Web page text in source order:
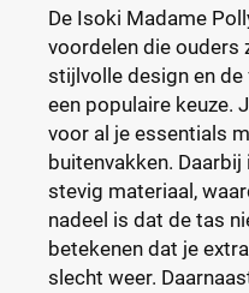
De Isoki Madame
voordelen die ouders
stijlvolle design en
een populaire keuze.
voor al je essentials
buitenvakken.
stevig materiaal,
nadeel is dat de tas
betekenen dat je
slecht weer.